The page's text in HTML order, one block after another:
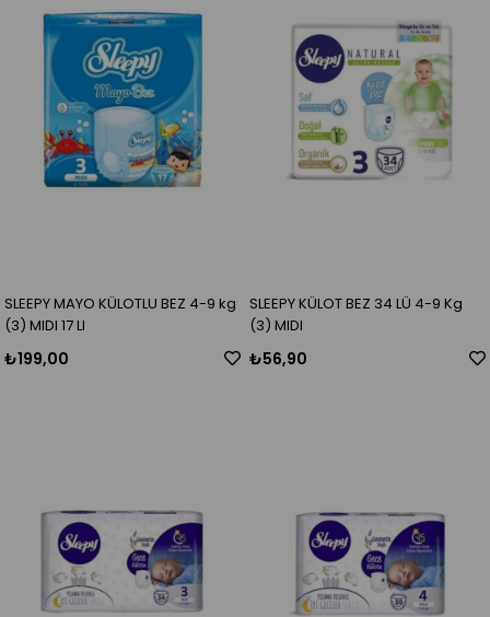
SLEEPY MAYO KÜLOTLU BEZ 4-9 kg
(3) MIDI 17 LI
₺199,00
SLEEPY KÜLOT BEZ 34 LÜ 4-9 Kg
(3) MIDI
₺56,90